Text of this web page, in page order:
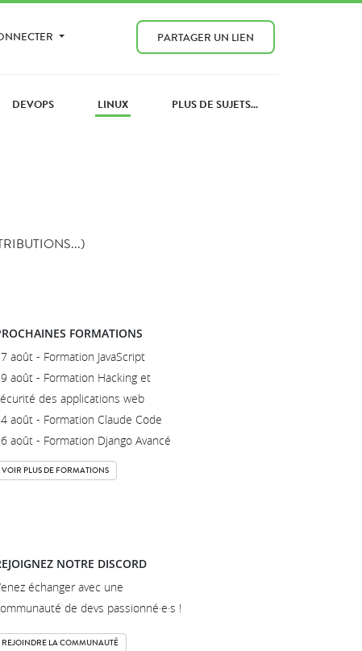
PARTAGER UN LIEN
DEVOPS LINUX PLUS DE SUJETS...
FORMATIONS
août - Formation JavaScript
août - Formation Hacking et
des applications web
août - Formation Claude Code
août - Formation Django Avancé
VOIR PLUS DE FORMATIONS
NOTRE DISCORD
échanger avec une
de devs passionné·e·s !
REJOINDRE LA COMMUNAUTÉ